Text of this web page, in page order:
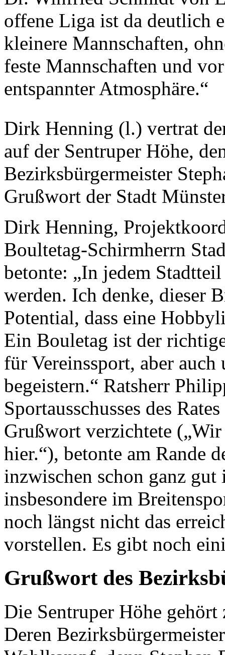
offene Liga ist da deutlich
kleinere Mannschaften,
feste Mannschaften und
entspannter Atmosphäre.“
Dirk Henning (l.) vertrat
auf der Sentruper Höhe,
Bezirksbürgermeister
Grußwort der Stadt
Dirk Henning,
Boultetag-Schirmherrn
betonte: „In jedem
werden. Ich denke, dieser
Potential, dass eine
Ein Bouletag ist der
für Vereinssport, aber
begeistern.“ Ratsherr
Sportausschusses des
Grußwort verzichtete
hier.“), betonte am Rande
inzwischen schon ganz
insbesondere im
noch längst nicht das
vorstellen. Es gibt noch
Grußwort des
Die Sentruper Höhe
Deren